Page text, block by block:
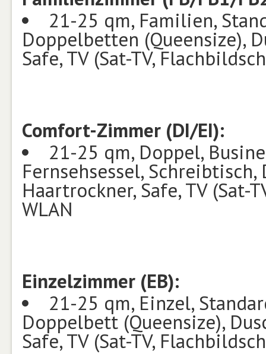
21-25 qm, Familien,
Doppelbetten (Queensize),
Safe, TV (Sat-TV,
Comfort-Zimmer (DI/EI):
21-25 qm, Doppel,
Fernsehsessel,
Haartrockner, Safe, TV (Sat-
WLAN
Einzelzimmer (EB):
21-25 qm, Einzel,
Doppelbett (Queensize),
Safe, TV (Sat-TV,